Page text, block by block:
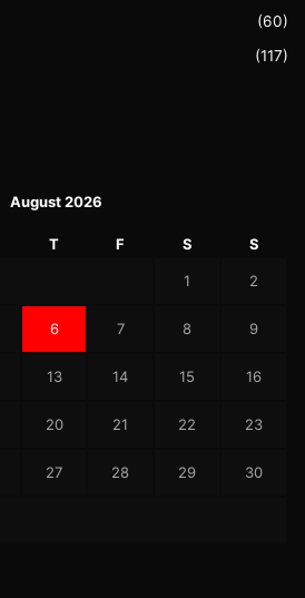
(60)
(117)
August 2026
T F S S
1 2
6 7 8 9
13 14 15 16
20 21 22 23
27 28 29 30